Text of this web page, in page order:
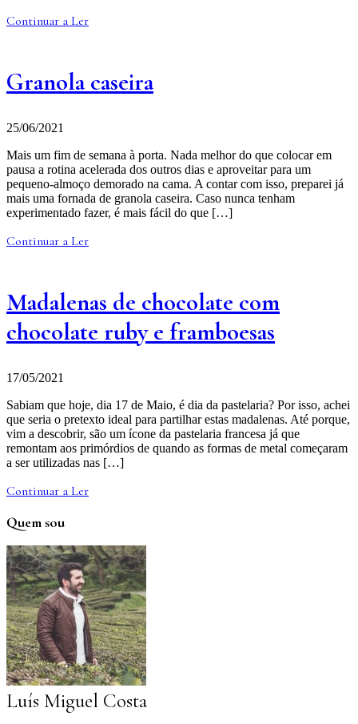
Continuar a Ler
Granola caseira
25/06/2021
Mais um fim de semana à porta. Nada melhor do que colocar em
pausa a rotina acelerada dos outros dias e aproveitar para um
pequeno-almoço demorado na cama. A contar com isso, preparei já
mais uma fornada de granola caseira. Caso nunca tenham
experimentado fazer, é mais fácil do que […]
Continuar a Ler
Madalenas de chocolate com
chocolate ruby e framboesas
17/05/2021
Sabiam que hoje, dia 17 de Maio, é dia da pastelaria? Por isso, achei
que seria o pretexto ideal para partilhar estas madalenas. Até porque,
vim a descobrir, são um ícone da pastelaria francesa já que
remontam aos primórdios de quando as formas de metal começaram
a ser utilizadas nas […]
Continuar a Ler
Quem sou
Luís Miguel Costa